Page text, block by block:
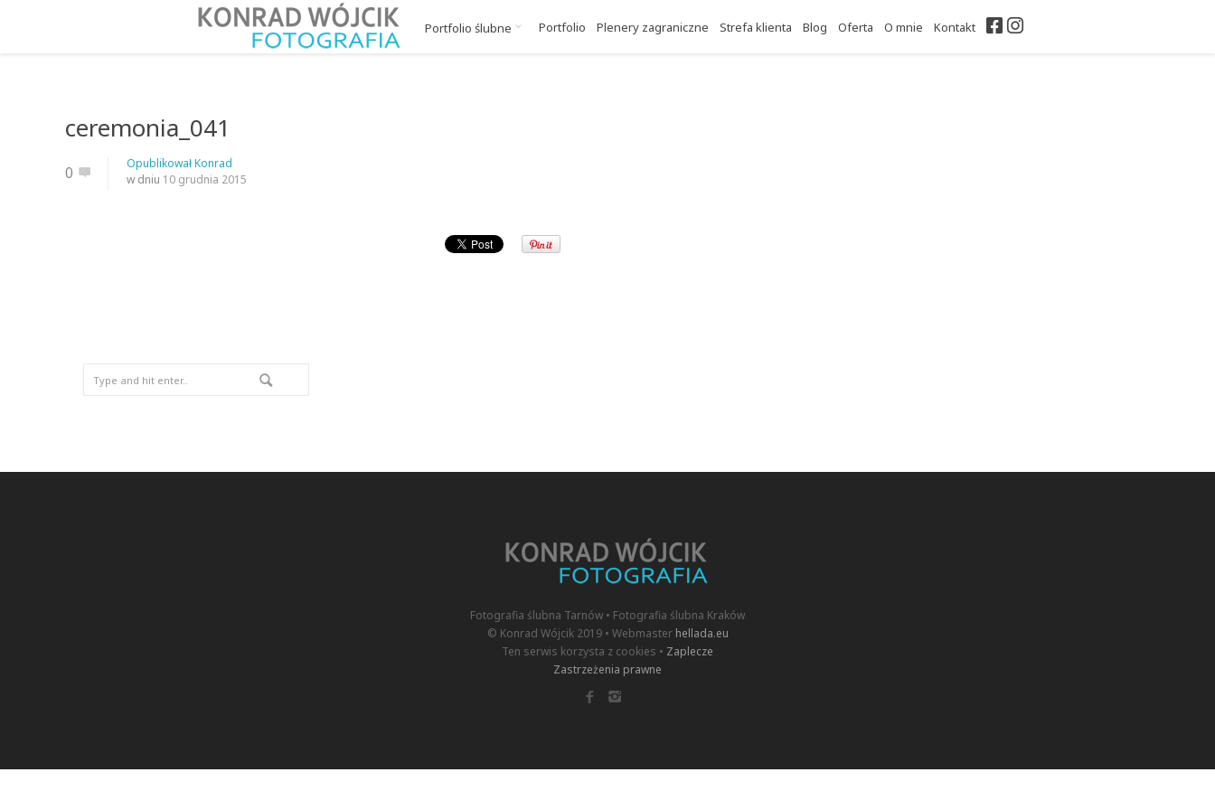
Portfolio ślubne Portfolio Plenery zagraniczne Strefa klienta Blog Oferta O mnie Kontakt Facebook
Instagram
ceremonia_041
0 OpublikowałKonrad
w dniu 10 grudnia 2015
Fotografia ślubna Tarnów • Fotografia ślubna Kraków
© Konrad Wójcik 2019 • Webmaster hellada.eu
Ten serwis korzysta z cookies • Zaplecze
Zastrzeżenia prawne